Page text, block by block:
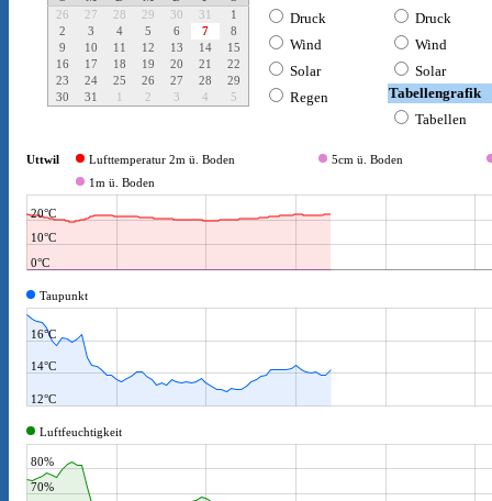
Wetterbericht
Niederschlag
Warnkarte
Webcam
Karten & Modelle
Niederschlagsradar Europa
Blitze Mittel-/Westeuropa
GFS – Modellkarte
ECMWF – Modellkarte
GEFS – Ensemble
Wetterstandort: Amriswil
“Blinder” Radar
Böenwalze
Föhn
Fronten
Frostarten
Funnel/ Wasserhosen
Gewitter